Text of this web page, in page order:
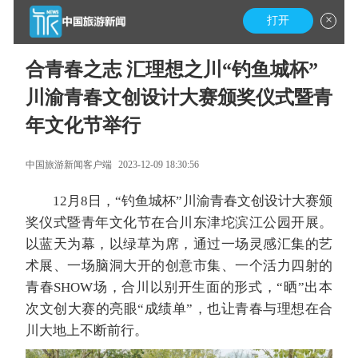
打开 ×
合青春之志 汇理想之川“钓鱼城杯”
川渝青春文创设计大赛颁奖仪式暨青
年文化节举行
中国旅游新闻客户端 2023-12-09 18:30:56
12月8日，“钓鱼城杯”川渝青春文创设计大赛颁
奖仪式暨青年文化节在合川东津坨滨江公园开展。
以蓝天为幕，以绿草为席，通过一场灵感汇集的艺
术展、一场脑洞大开的创意市集、一个活力四射的
青春SHOW场，合川以别开生面的形式，“晒”出本
次文创大赛的亮眼“成绩单”，也让青春与理想在合
川大地上不断前行。